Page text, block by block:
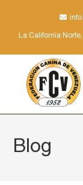
La California
Blog